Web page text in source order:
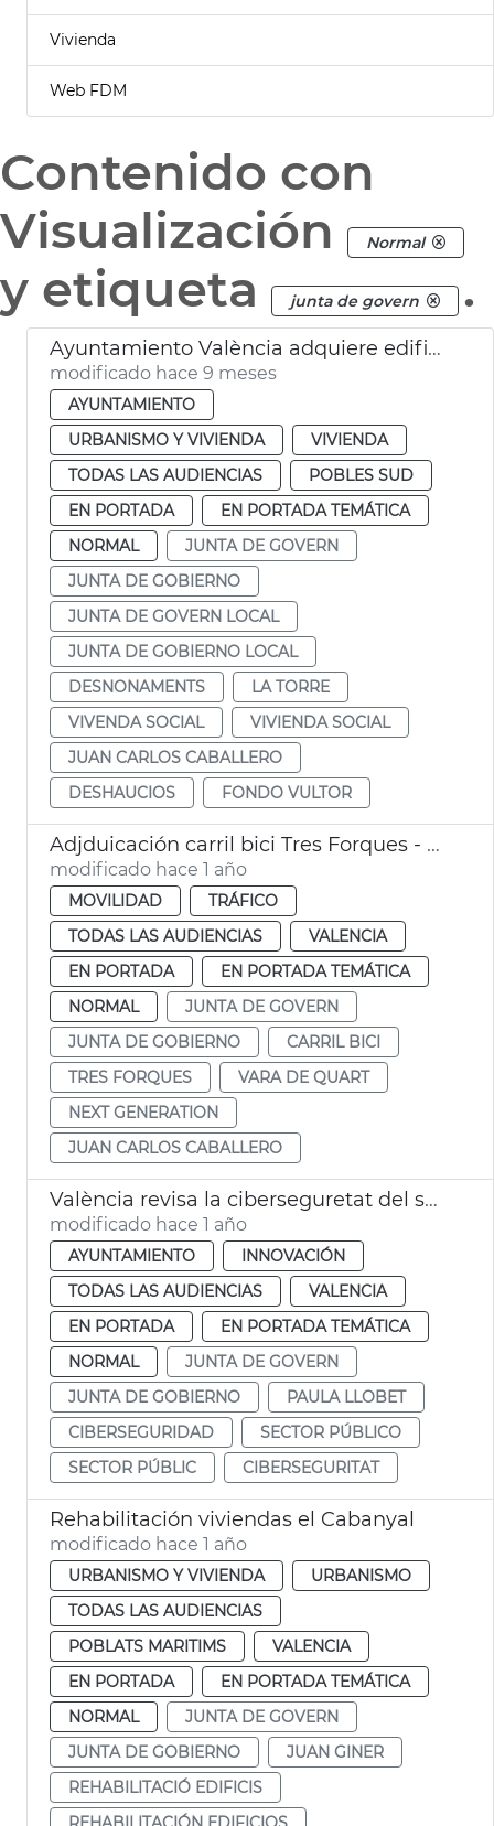
Vivienda
Web FDM
Contenido con
Visualización
Normal
y etiqueta junta de govern .
Ayuntamiento València adquiere edificio La Torre vivienda social
modificado hace 9 meses
AYUNTAMIENTO
URBANISMO Y VIVIENDA
VIVIENDA
TODAS LAS AUDIENCIAS
POBLES SUD
EN PORTADA
EN PORTADA TEMÁTICA
NORMAL
JUNTA DE GOVERN
JUNTA DE GOBIERNO
JUNTA DE GOVERN LOCAL
JUNTA DE GOBIERNO LOCAL
DESNONAMENTS
LA TORRE
VIVENDA SOCIAL
VIVIENDA SOCIAL
JUAN CARLOS CABALLERO
DESHAUCIOS
FONDO VULTOR
Adjduicación carril bici Tres Forques - Vara de Quart
modificado hace 1 año
MOVILIDAD
TRÁFICO
TODAS LAS AUDIENCIAS
VALENCIA
EN PORTADA
EN PORTADA TEMÁTICA
NORMAL
JUNTA DE GOVERN
JUNTA DE GOBIERNO
CARRIL BICI
TRES FORQUES
VARA DE QUART
NEXT GENERATION
JUAN CARLOS CABALLERO
València revisa la ciberseguretat del sector públic
modificado hace 1 año
AYUNTAMIENTO
INNOVACIÓN
TODAS LAS AUDIENCIAS
VALENCIA
EN PORTADA
EN PORTADA TEMÁTICA
NORMAL
JUNTA DE GOVERN
JUNTA DE GOBIERNO
PAULA LLOBET
CIBERSEGURIDAD
SECTOR PÚBLICO
SECTOR PÚBLIC
CIBERSEGURITAT
Rehabilitación viviendas el Cabanyal
modificado hace 1 año
URBANISMO Y VIVIENDA
URBANISMO
TODAS LAS AUDIENCIAS
POBLATS MARITIMS
VALENCIA
EN PORTADA
EN PORTADA TEMÁTICA
NORMAL
JUNTA DE GOVERN
JUNTA DE GOBIERNO
JUAN GINER
REHABILITACIÓ EDIFICIS